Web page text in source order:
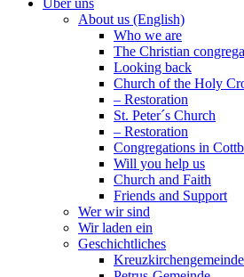
Über uns
About us (English)
Who we are
The Christian
Looking back
Church of the Holy
– Restoration
St. Peter´s Church
– Restoration
Congregations in
Will you help us
Church and Faith
Friends and Support
Wer wir sind
Wir laden ein
Geschichtliches
Kreuzkirchengemeinde